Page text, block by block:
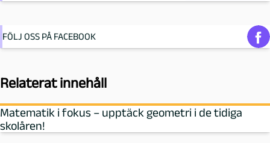
FÖLJ OSS PÅ FACEBOOK
Relaterat innehåll
Matematik i fokus – upptäck geometri i de tidiga
skolåren!